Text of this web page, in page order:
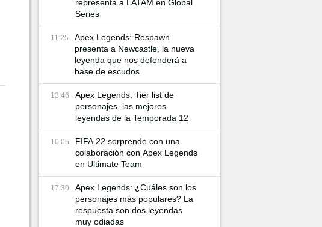
representa a LATAM en Global
Series
11:25
Apex Legends: Respawn
presenta a Newcastle, la nueva
leyenda que nos defenderá a
base de escudos
13:46
Apex Legends: Tier list de
personajes, las mejores
leyendas de la Temporada 12
10:05
FIFA 22 sorprende con una
colaboración con Apex Legends
en Ultimate Team
17:30
Apex Legends: ¿Cuáles son los
personajes más populares? La
respuesta son dos leyendas
muy odiadas